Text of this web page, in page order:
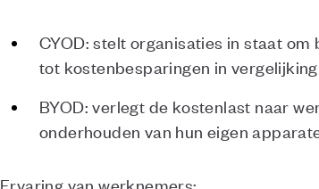
CYOD: stelt organisaties in staat
tot kostenbesparingen in
BYOD: verlegt de kostenlast naar
onderhouden van hun eigen
Ervaring van werknemers: